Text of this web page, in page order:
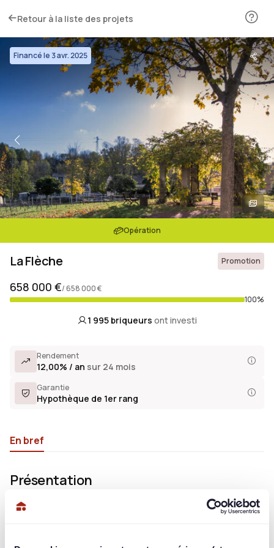
Retour à la liste des projets
Financé le 3 avr. 2025
Opération
La Flèche Promotion
658 000 €/ 658 000 €
100%
1 995 briqueurs ont investi
Rendement
12,00% / an sur 24 mois
Garantie
Hypothèque de 1er rang
En bref
Présentation
Investissez dès 1€ dans l’opération La Flèche (57) qui se situe
à Rozérieulles dans le département de la Moselle. L’opération